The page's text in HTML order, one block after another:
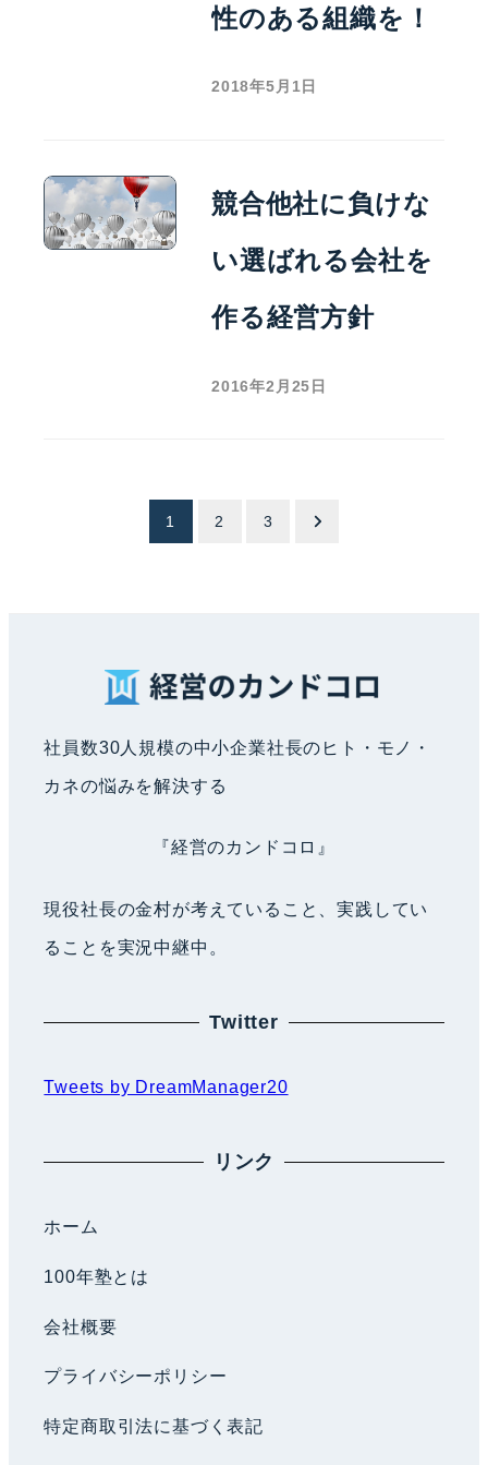
性のある組織を！
2018年5月1日
競合他社に負けな
い選ばれる会社を
作る経営方針
2016年2月25日
ゲ
シ
ョ
ン
1 2 3
社員数30人規模の中小企業社長のヒト・モノ・
カネの悩みを解決する
『経営のカンドコロ』
現役社長の金村が考えていること、実践してい
ることを実況中継中。
Twitter
Tweets by DreamManager20
リンク
ホーム
100年塾とは
会社概要
プライバシーポリシー
特定商取引法に基づく表記